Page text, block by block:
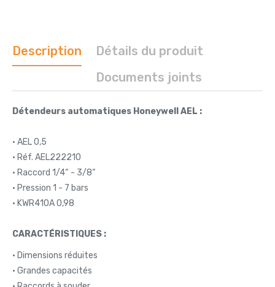
Description
Détails du produit
Documents joints
Détendeurs automatiques Honeywell AEL :
• AEL 0,5
• Réf. AEL222210
• Raccord 1/4“ - 3/8“
• Pression 1 - 7 bars
• KWR410A 0,98
CARACTÉRISTIQUES :
• Dimensions réduites
• Grandes capacités